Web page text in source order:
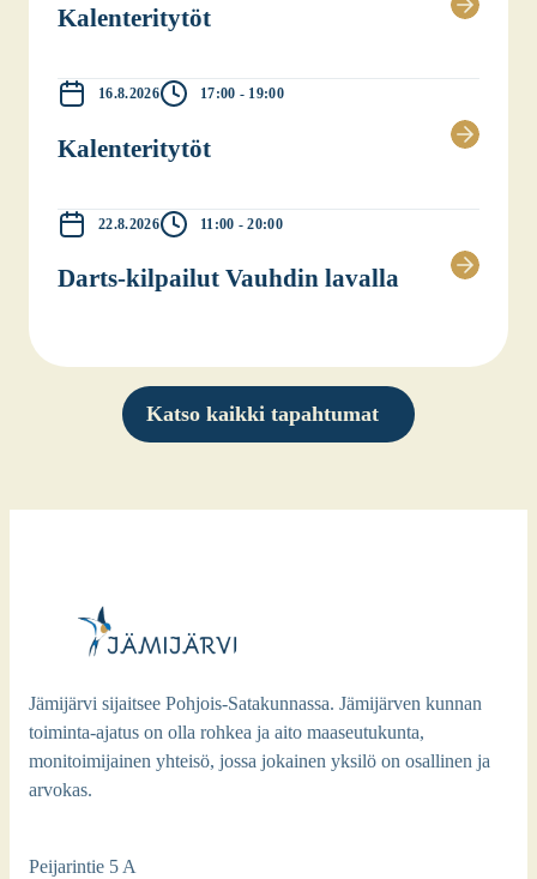
Kalen­te­ri­ty­töt
16.8.2026 17:00 - 19:00
Kalen­te­ri­ty­töt
22.8.2026 11:00 - 20:00
Darts-kil­pai­lut Vauh­din laval­la
Katso kaikki tapahtumat
Jämijärvi sijaitsee Pohjois-Satakunnassa. Jämijärven kunnan
toiminta-ajatus on olla rohkea ja aito maaseutukunta,
monitoimijainen yhteisö, jossa jokainen yksilö on osallinen ja
arvokas.
Peijarintie 5 A